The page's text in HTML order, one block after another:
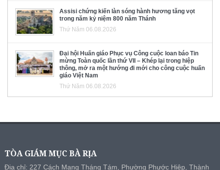
Assisi chứng kiến làn sóng hành hương tăng vọt
trong năm kỷ niệm 800 năm Thánh
Thứ Năm 06.08.2026
Đại hội Huấn giáo Phục vụ Công cuộc loan báo Tin
mừng Toàn quốc lần thứ VII – Khép lại trong hiệp
thông, mở ra một hướng đi mới cho công cuộc huấn
giáo Việt Nam
Thứ Năm 06.08.2026
TÒA GIÁM MỤC BÀ RỊA
Địa chỉ: 227 Cách Mạng Tháng Tám, Phường Phước Hiệp, Thành